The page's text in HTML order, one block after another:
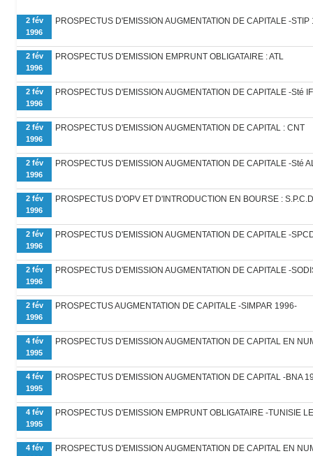
2 fév
1996
PROSPECTUS D'EMISSION AUGMENTATION DE CAPITALE -STIP
2 fév
1996
PROSPECTUS D'EMISSION EMPRUNT OBLIGATAIRE : ATL
2 fév
1996
PROSPECTUS D'EMISSION AUGMENTATION DE CAPITALE -Sté
2 fév
1996
PROSPECTUS D'EMISSION AUGMENTATION DE CAPITAL : CNT
2 fév
1996
PROSPECTUS D'EMISSION AUGMENTATION DE CAPITALE -Sté
2 fév
1996
PROSPECTUS D'OPV ET D'INTRODUCTION EN BOURSE : S.P.C.D
2 fév
1996
PROSPECTUS D'EMISSION AUGMENTATION DE CAPITALE -
2 fév
1996
PROSPECTUS D'EMISSION AUGMENTATION DE CAPITALE -
2 fév
1996
PROSPECTUS AUGMENTATION DE CAPITALE -SIMPAR 1996-
4 fév
1995
PROSPECTUS D'EMISSION AUGMENTATION DE CAPITAL EN
4 fév
1995
PROSPECTUS D'EMISSION AUGMENTATION DE CAPITAL -BNA
4 fév
1995
PROSPECTUS D'EMISSION EMPRUNT OBLIGATAIRE -TUNISIE
4 fév
PROSPECTUS D'EMISSION AUGMENTATION DE CAPITAL EN